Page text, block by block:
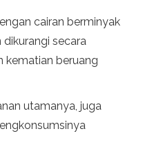
cairan berminyak
dikurangi secara
kematian beruang
utamanya, juga